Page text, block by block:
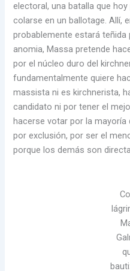
electoral, una batalla que
colarse en un ballotage. Allí,
probablemente estará
anomia, Massa pretende
por el núcleo duro del
fundamentalmente quiere
massista ni es kirchnerista,
candidato ni por tener el
hacerse votar por la
por exclusión, por ser el
porque los demás son